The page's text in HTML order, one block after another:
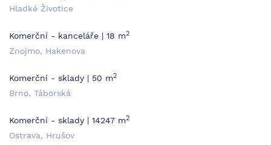
Hladké Životice
Komerční - kanceláře | 18 m2
Znojmo, Hakenova
Komerční - sklady | 50 m2
Brno, Táborská
Komerční - sklady | 14247 m2
Ostrava, Hrušov